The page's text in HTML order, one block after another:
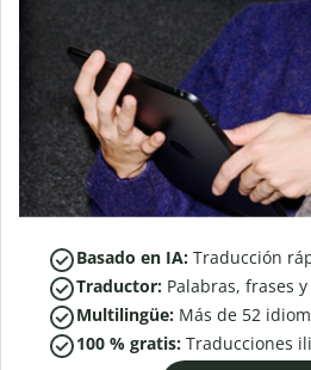
Basado en IA: Traducción
Traductor: Palabras, frases
Multilingüe: Más de 52
100 % gratis: Traducciones